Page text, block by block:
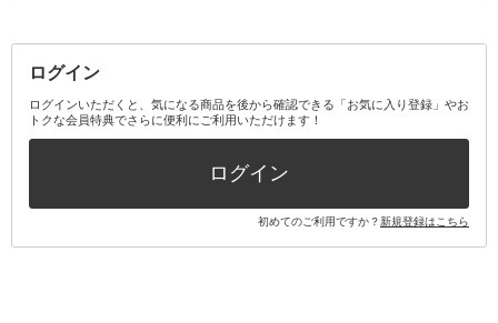
その他オーラルケア
ボディケアキット
その他キット・セット
ログイン
ログインいただくと、気になる商品を後から確認できる「お気に入り登録」やお
トクな会員特典でさらに便利にご利用いただけます！
ログイン
初めてのご利用ですか？新規登録はこちら